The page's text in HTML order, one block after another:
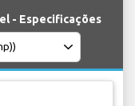
- Especificações